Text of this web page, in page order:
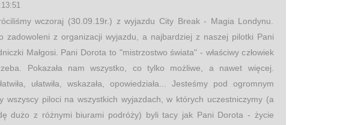
wczoraj (30.09.19r.) z wyjazdu City Break - Magia Londynu.
zadowoleni z organizacji wyjazdu, a najbardziej z naszej pilotki Pani
Małgosi. Pani Dorota to "mistrzostwo świata" - właściwy człowiek
Pokazała nam wszystko, co tylko możliwe, a nawet więcej.
ułatwiła, wskazała, opowiedziała... Jesteśmy pod ogromnym
wszyscy piloci na wszystkich wyjazdach, w których uczestniczymy (a
dużo z różnymi biurami podróży) byli tacy jak Pani Dorota - życie